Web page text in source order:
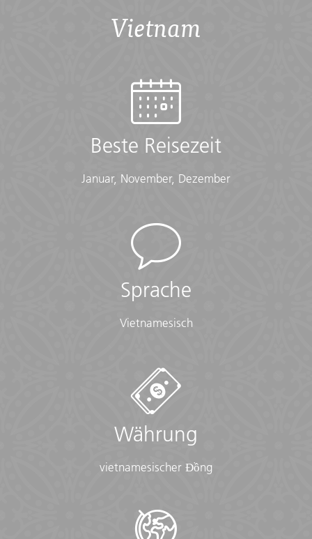
Angkor Kompakt (Vietnam
Vietnam
Beste Reisezeit
Januar, November, Dezember
Sprache
Vietnamesisch
Währung
vietnamesischer Đồng